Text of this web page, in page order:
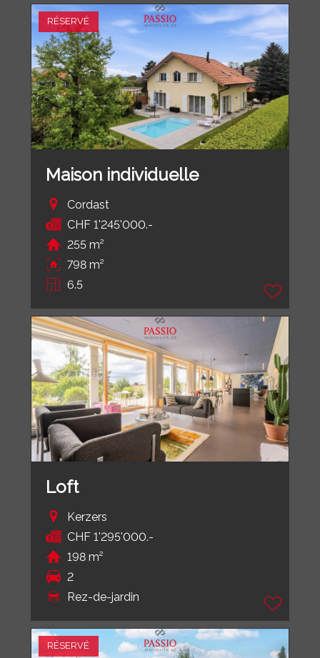
RÉSERVÉ
Maison individuelle
Cordast
CHF 1'245'000.-
255 m²
798 m²
6.5
Loft
Kerzers
CHF 1'295'000.-
198 m²
2
Rez-de-jardin
RÉSERVÉ